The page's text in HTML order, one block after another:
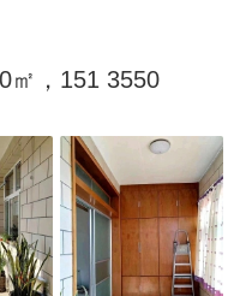
㎡，151 3550